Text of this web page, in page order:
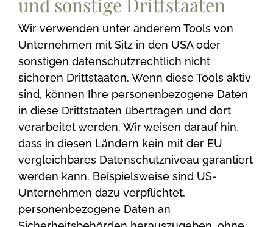
Wir verwenden unter anderem Tools von
Unternehmen mit Sitz in den USA oder
sonstigen datenschutzrechtlich nicht
sicheren Drittstaaten. Wenn diese Tools aktiv
sind, können Ihre personenbezogene Daten
in diese Drittstaaten übertragen und dort
verarbeitet werden. Wir weisen darauf hin,
dass in diesen Ländern kein mit der EU
vergleichbares Datenschutzniveau garantiert
werden kann. Beispielsweise sind US-
Unternehmen dazu verpflichtet,
personenbezogene Daten an